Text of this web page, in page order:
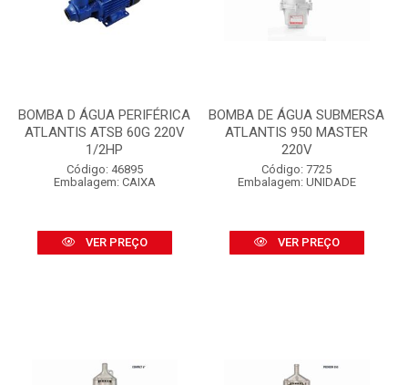
BOMBA D ÁGUA PERIFÉRICA
ATLANTIS ATSB 60G 220V
1/2HP
Código: 46895
Embalagem: CAIXA
VER PREÇO
BOMBA DE ÁGUA SUBMERSA
ATLANTIS 950 MASTER
220V
Código: 7725
Embalagem: UNIDADE
VER PREÇO